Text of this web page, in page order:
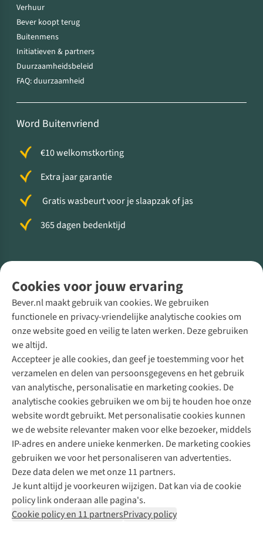
Cookies voor jouw ervaring
Bever.nl maakt gebruik van cookies. We gebruiken
functionele en privacy-vriendelijke analytische cookies om
onze website goed en veilig te laten werken. Deze gebruiken
we altijd.
Accepteer je alle cookies, dan geef je toestemming voor het
verzamelen en delen van persoonsgegevens en het gebruik
van analytische, personalisatie en marketing cookies. De
analytische cookies gebruiken we om bij te houden hoe onze
website wordt gebruikt. Met personalisatie cookies kunnen
we de website relevanter maken voor elke bezoeker, middels
IP-adres en andere unieke kenmerken. De marketing cookies
gebruiken we voor het personaliseren van advertenties.
Deze data delen we met onze 11 partners.
Je kunt altijd je voorkeuren wijzigen. Dat kan via de cookie
policy link onderaan alle pagina's.
Cookie policy en 11 partnersPrivacy policy
Verhuur
Bever koopt terug
Buitenmens
Initiatieven & partners
Duurzaamheidsbeleid
FAQ: duurzaamheid
Word Buitenvriend
€10 welkomstkorting
Extra jaar garantie
Gratis wasbeurt voor je slaapzak of jas
365 dagen bedenktijd
Direct advies van een Buitenexpert
+31 (0)85 888 50 88
+31 6 12 28 49 80
Contactformulier